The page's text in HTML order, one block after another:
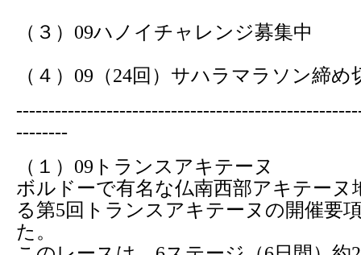
（３）09ハノイチャレンジ募集中
（４）09（24回）サハラマラソン締め
--------
（１）09トランスアキテーヌ
ボルドーで有名な仏南西部アキテーヌ
る第5回トランスアキテーヌの開催要
た。